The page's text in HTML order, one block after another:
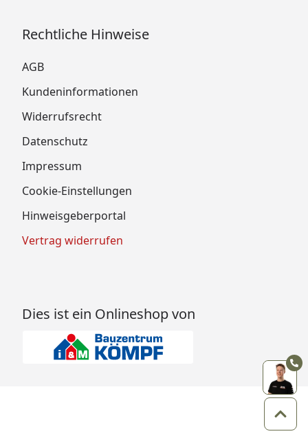
Rechtliche Hinweise
AGB
Kundeninformationen
Widerrufsrecht
Datenschutz
Impressum
Cookie-Einstellungen
Hinweisgeberportal
Vertrag widerrufen
Dies ist ein Onlineshop von